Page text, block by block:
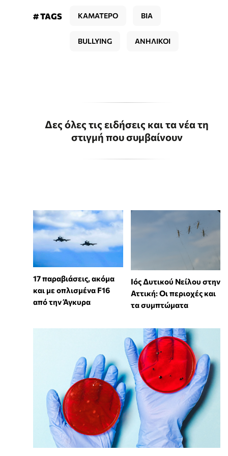
# TAGS ΚΑΜΑΤΕΡΟ ΒΙΑ
BULLYING ΑΝΗΛΙΚΟΙ
Δες όλες τις ειδήσεις και τα νέα τη
στιγμή που συμβαίνουν
17 παραβιάσεις, ακόμα
και με οπλισμένα F16
από την Άγκυρα
Ιός Δυτικού Νείλου στην
Αττική: Οι περιοχές και
τα συμπτώματα